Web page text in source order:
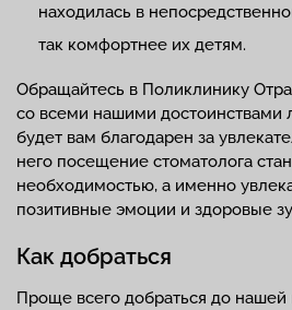
находилась в
так комфортнее их детям.
Обращайтесь в Поликлинику
со всеми нашими достоинствами
будет вам благодарен за
него посещение стоматолога
необходимостью, а именно
позитивные эмоции и здоровые
Как добраться
Проще всего добраться до нашей